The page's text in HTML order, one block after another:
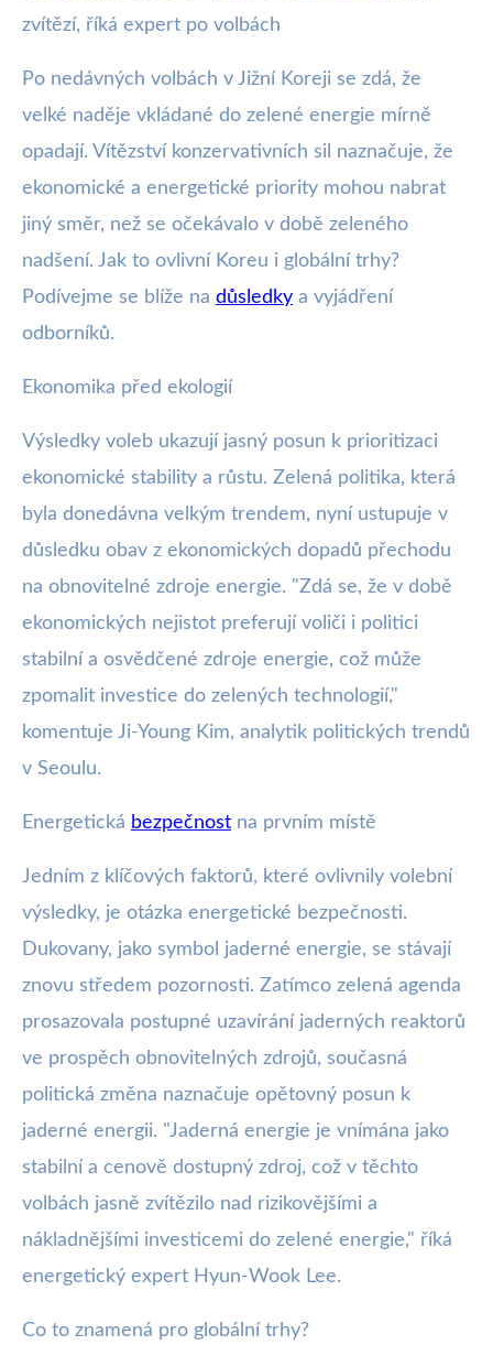
Korejské volby: Ekonomika před
ekologií, Dukovany dominují
· 3 min čtení · Autor: Milan Jiránek
zvítězí, říká expert po volbách
Po nedávných volbách v Jižní Koreji se zdá, že
velké naděje vkládané do zelené energie mírně
opadají. Vítězství konzervativních sil naznačuje, že
ekonomické a energetické priority mohou nabrat
jiný směr, než se očekávalo v době zeleného
nadšení. Jak to ovlivní Koreu i globální trhy?
Podívejme se blíže na důsledky a vyjádření
odborníků.
Ekonomika před ekologií
Výsledky voleb ukazují jasný posun k prioritizaci
ekonomické stability a růstu. Zelená politika, která
byla donedávna velkým trendem, nyní ustupuje v
důsledku obav z ekonomických dopadů přechodu
na obnovitelné zdroje energie. "Zdá se, že v době
ekonomických nejistot preferují voliči i politici
stabilní a osvědčené zdroje energie, což může
zpomalit investice do zelených technologií,"
komentuje Ji-Young Kim, analytik politických trendů
v Seoulu.
Energetická bezpečnost na prvním místě
Jedním z klíčových faktorů, které ovlivnily volební
výsledky, je otázka energetické bezpečnosti.
Dukovany, jako symbol jaderné energie, se stávají
znovu středem pozornosti. Zatímco zelená agenda
prosazovala postupné uzavírání jaderných reaktorů
ve prospěch obnovitelných zdrojů, současná
politická změna naznačuje opětovný posun k
jaderné energii. "Jaderná energie je vnímána jako
stabilní a cenově dostupný zdroj, což v těchto
volbách jasně zvítězilo nad rizikovějšími a
nákladnějšími investicemi do zelené energie," říká
energetický expert Hyun-Wook Lee.
Co to znamená pro globální trhy?